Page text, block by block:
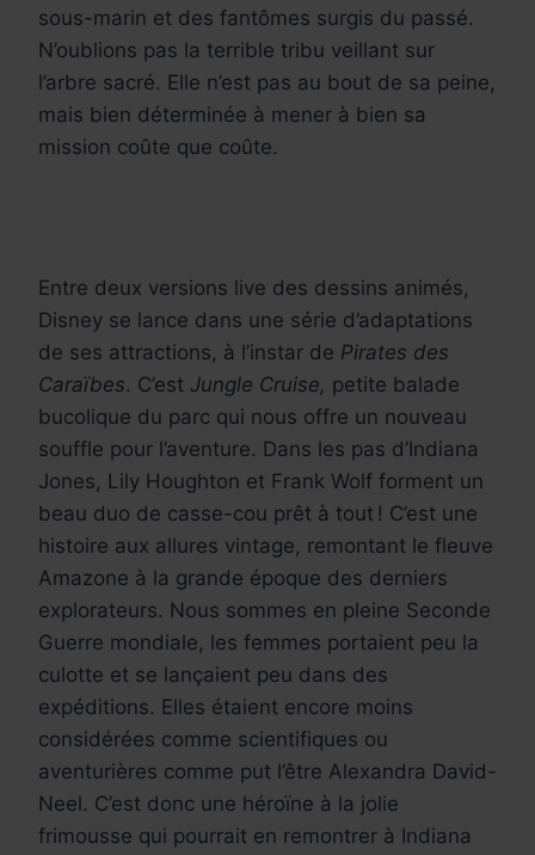
sous-marin et des fantômes surgis du passé.
N’oublions pas la terrible tribu veillant sur
l’arbre sacré. Elle n’est pas au bout de sa peine,
mais bien déterminée à mener à bien sa
mission coûte que coûte.
Entre deux versions live des dessins animés,
Disney se lance dans une série d’adaptations
de ses attractions, à l’instar de Pirates des
Caraïbes. C’est Jungle Cruise, petite balade
bucolique du parc qui nous offre un nouveau
souffle pour l’aventure. Dans les pas d’Indiana
Jones, Lily Houghton et Frank Wolf forment un
beau duo de casse-cou prêt à tout ! C’est une
histoire aux allures vintage, remontant le fleuve
Amazone à la grande époque des derniers
explorateurs. Nous sommes en pleine Seconde
Guerre mondiale, les femmes portaient peu la
culotte et se lançaient peu dans des
expéditions. Elles étaient encore moins
considérées comme scientifiques ou
aventurières comme put l’être Alexandra David-
Neel. C’est donc une héroïne à la jolie
frimousse qui pourrait en remontrer à Indiana